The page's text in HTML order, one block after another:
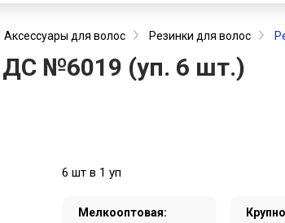
Аксессуары для волос Резинки для волос
ДС №6019 (уп. 6 шт.)
6 шт в 1 уп
Мелкооптовая: